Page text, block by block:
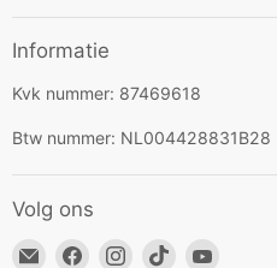
Informatie
Kvk nummer: 87469618
Btw nummer: NL004428831B28
Volg ons
Email
Vind
Vind
Vind